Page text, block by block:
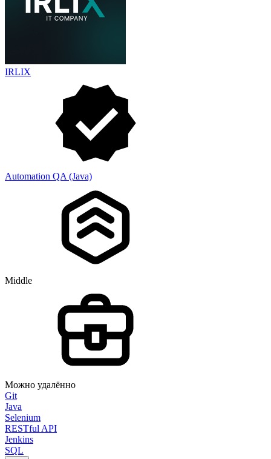
IRLIX
Automation QA (Java)
Middle
Можно удалённо
Git
Java
Selenium
RESTful API
Jenkins
SQL